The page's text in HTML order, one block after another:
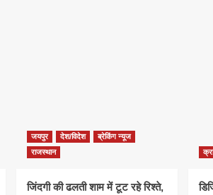
जयपुर देश/विदेश
ब्रेकिंग न्यूज
राजस्थान
जिंदगी की ढलती शाम में टूट रहे रिश्ते,